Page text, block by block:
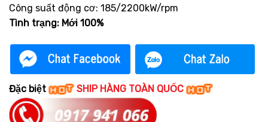
Công suất động cơ: 185/2200kW/rpm
Tình trạng: Mới 100%
Đặc biệt SHIP HÀNG TOÀN QUỐC